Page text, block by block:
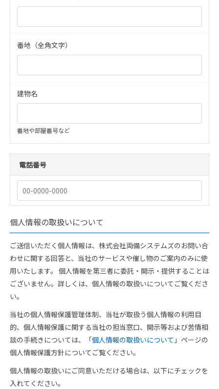
番地（全角文字）
建物名
番地や部屋番号など
電話番号
個人情報の取扱いについて
ご送信いただく個人情報は、株式会社両備システムズのお問い合
わせに関する回答と、当社のサービスや催し物のご案内のみに使
用いたします。 個人情報を第三者に委託・開示・提供することは
ございません。詳しくは、個人情報の取扱いについてご覧くださ
い。
当社の個人情報保護管理体制、当社が取扱う個人情報の利用目
的、個人情報保護に関する当社の担当窓口、開示等および苦情相
談の手続きについては、「個人情報の取扱いについて 」ページの
個人情報保護方針についてご覧ください。
個人情報の取扱いにご同意いただける場合は、以下にチェックを
入れてください。